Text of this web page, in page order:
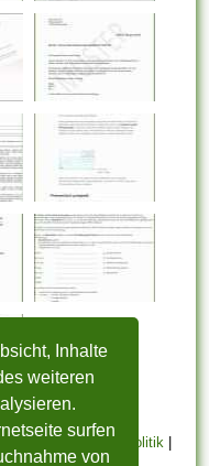
Inhalte
weiteren
surfen
von
Cookie Politik|